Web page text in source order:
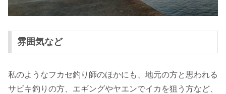
雰囲気など
私のようなフカセ釣り師のほかにも、地元の方と思われる
サビキ釣りの方、エギングやヤエンでイカを狙う方など、